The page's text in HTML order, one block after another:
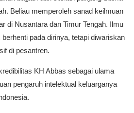
Beliau memperoleh sanad keilmuan
di Nusantara dan Timur Tengah. Ilmu
pada dirinya, tetapi diwariskan
di pesantren.
KH Abbas sebagai ulama
pengaruh intelektual keluarganya